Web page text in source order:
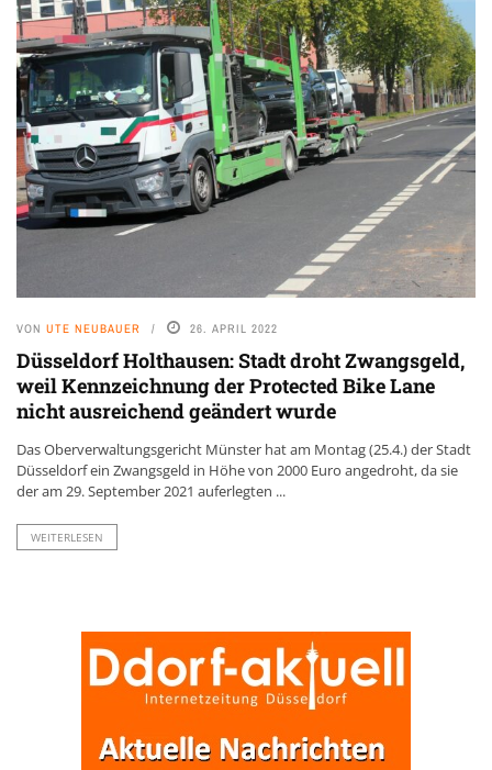
VON UTE NEUBAUER 26. APRIL 2022
Düsseldorf Holthausen: Stadt droht Zwangsgeld,
weil Kennzeichnung der Protected Bike Lane
nicht ausreichend geändert wurde
Das Oberverwaltungsgericht Münster hat am Montag (25.4.) der Stadt
Düsseldorf ein Zwangsgeld in Höhe von 2000 Euro angedroht, da sie
der am 29. September 2021 auferlegten ...
WEITERLESEN